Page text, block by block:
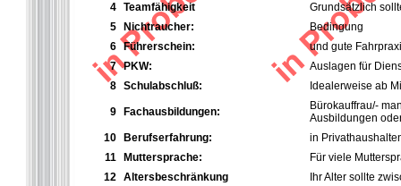
4 Teamfähigkeit
Grundsätzlich
5
Nichtraucher:
Bedingung
6 Führerschein:
und gute
7 PKW:
Auslagen für
8 Schulabschluß: Idealerweise ab
9 Fachausbildungen:
Bürokauffrau/-
Ausbildungen
10
Berufserfahrung:
in
11
Muttersprache:
Für viele
12 Altersbeschränkung Ihr Alter sollte